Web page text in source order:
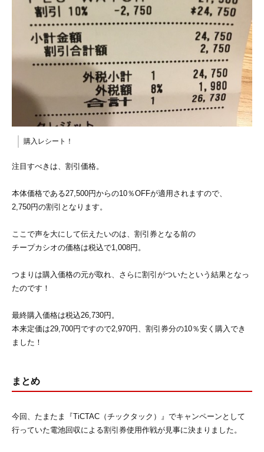
購入レシート！
注目すべきは、割引価格。
本体価格である27,500円からの10％OFFが適用されますので、
2,750円の割引となります。
ここで声を大にして伝えたいのは、割引券となる前の
チープカシオの価格は税込で1,008円。
つまりは購入価格の元が取れ、さらに割引がついたという結果となっ
たのです！
最終購入価格は税込26,730円。
本来定価は29,700円ですので2,970円、割引券分の10％安く購入でき
ました！
まとめ
今回、たまたま『TiCTAC（チックタック）』でキャンペーンとして
行っていた電池回収による割引券使用作戦が見事に決まりました。